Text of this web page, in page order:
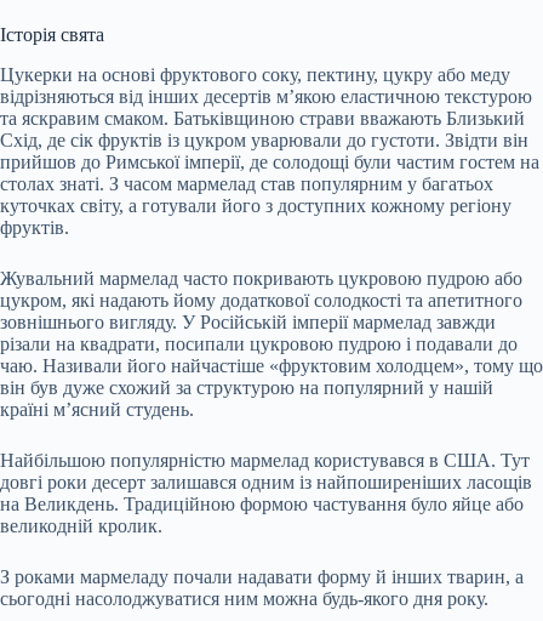
Історія свята
Цукерки на основі фруктового соку, пектину, цукру або меду
відрізняються від інших десертів м’якою еластичною текстурою
та яскравим смаком. Батьківщиною страви вважають Близький
Схід, де сік фруктів із цукром уварювали до густоти. Звідти він
прийшов до Римської імперії, де солодощі були частим гостем на
столах знаті. З часом мармелад став популярним у багатьох
куточках світу, а готували його з доступних кожному регіону
фруктів.
Жувальний мармелад часто покривають цукровою пудрою або
цукром, які надають йому додаткової солодкості та апетитного
зовнішнього вигляду. У Російській імперії мармелад завжди
різали на квадрати, посипали цукровою пудрою і подавали до
чаю. Називали його найчастіше «фруктовим холодцем», тому що
він був дуже схожий за структурою на популярний у нашій
країні м’ясний студень.
Найбільшою популярністю мармелад користувався в США. Тут
довгі роки десерт залишався одним із найпоширеніших ласощів
на Великдень. Традиційною формою частування було яйце або
великодній кролик.
З роками мармеладу почали надавати форму й інших тварин, а
сьогодні насолоджуватися ним можна будь-якого дня року.